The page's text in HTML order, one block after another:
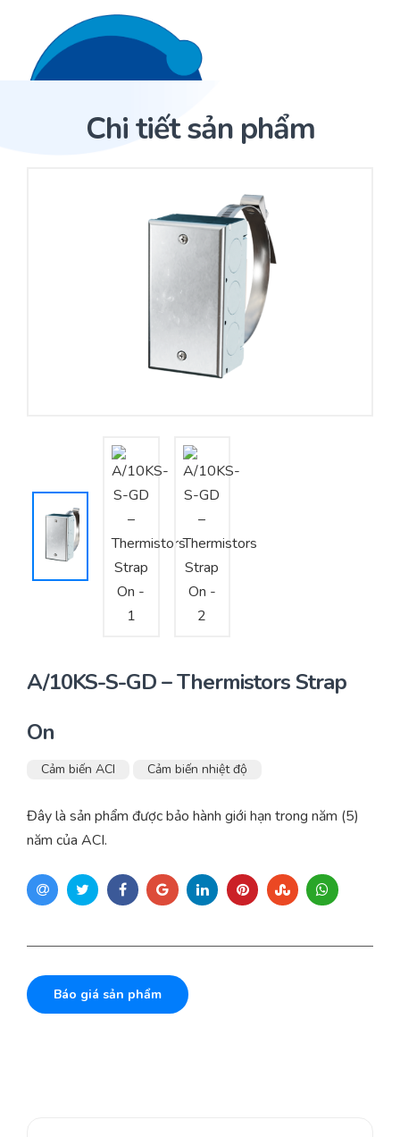
Trang Chủ
Nhà phân phối cảm biến
Nhà sản xuất thiết bị điều khiển
Cung cấp giải pháp quản lý cho toà nhà (BMS)
Tư vấn – Thiết kế – Cung cấp thiết bị HVAC
Tư vấn thiết kế, thi công tủ điều khiển
Thi công – Lắp đặt hệ thống HVAC
Chi tiết sản phẩm
A/10KS-S-GD – Thermistors Strap
On
Cảm biến ACI Cảm biến nhiệt độ
Đây là sản phẩm được bảo hành giới hạn trong năm (5)
năm của ACI.
Báo giá sản phẩm